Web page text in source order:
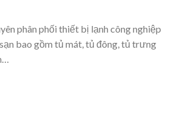
phân phối thiết bị lạnh công nghiệp
bao gồm tủ mát, tủ đông, tủ trưng